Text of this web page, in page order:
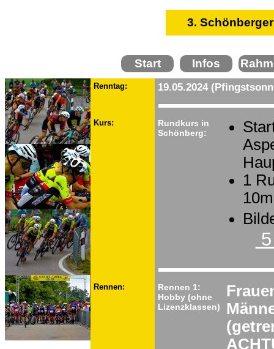
3.
Start Infos
Renntag: 19.05.2024
Kurs:
Rundkurs in
Schönberg:
1
Rennen:
Rennen 1:
Hobby (ohne
Lizenzklassen)